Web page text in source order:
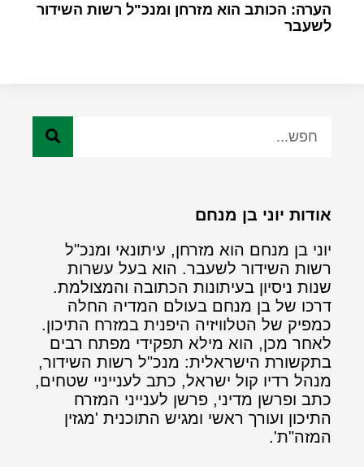
הערה: הכותב הוא מזרחן ומנכ"ל רשות השידור
לשעבר
אודות יוני בן מנחם
יוני בן מנחם הוא מזרחן, עיתונאי ומנכ"ל
רשות השידור לשעבר. הוא בעל עשרות
שנות ניסיון בעיתונות הכתובה והמצולמת.
דרכו של בן מנחם בעולם המדיה החלה
כמפיק של הטלוויזיה היפנית במזרח התיכון.
לאחר מכן, הוא מילא תפקידי מפתח רבים
בתקשורת הישראלית: מנכ"ל רשות השידור,
מנהל רדיו קול ישראל, כתב לענייניי שטחים,
כתב ופרשן מדיני, פרשן לענייני המזרח
התיכון ועורך ראשי ומגיש התוכנית 'מגזין
המזה"ת'.